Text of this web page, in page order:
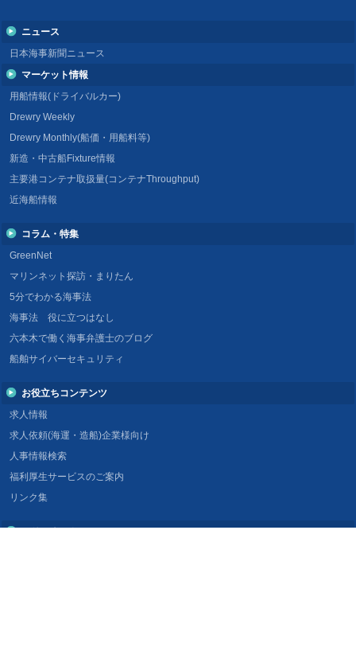
ニュース
日本海事新聞ニュース
マーケット情報
用船情報(ドライバルカー)
Drewry Weekly
Drewry Monthly(船価・用船料等)
新造・中古船Fixture情報
主要港コンテナ取扱量(コンテナThroughput)
近海船情報
コラム・特集
GreenNet
マリンネット探訪・まりたん
5分でわかる海事法
海事法 役に立つはなし
六本木で働く海事弁護士のブログ
船舶サイバーセキュリティ
お役立ちコンテンツ
求人情報
求人依頼(海運・造船)企業様向け
人事情報検索
福利厚生サービスのご案内
リンク集